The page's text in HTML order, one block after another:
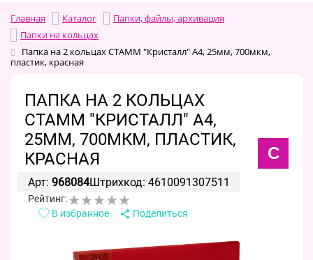
Главная Каталог
Папки, файлы, архивация
Папки на кольцах
Папка на 2 кольцах СТАММ "Кристалл" А4, 25мм, 700мкм,
пластик, красная
ПАПКА НА 2 КОЛЬЦАХ
СТАММ "КРИСТАЛЛ" А4,
25ММ, 700МКМ, ПЛАСТИК,
КРАСНАЯ
С
Арт: 968084Штрихкод: 4610091307511
Рейтинг:
В избранное
Поделиться